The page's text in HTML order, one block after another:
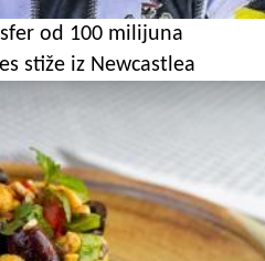
od 100 milijuna
stiže iz Newcastlea